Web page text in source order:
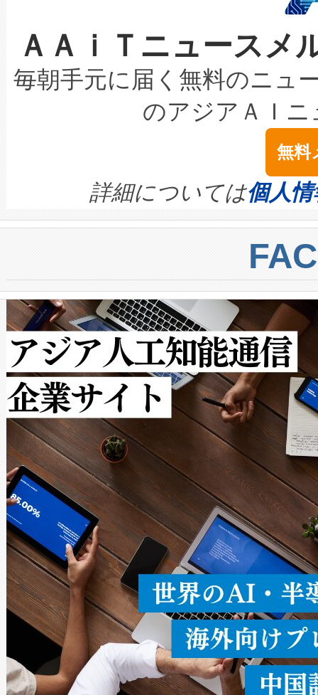
取得できる可能性もあります
設には、3億～4億ドルかか
最高経営責任者（CEO）であ
す。「当社のfully-connected
ームを利用すれば、6,000万
きます。この効率性は、フェ
限を超えて利用可能な電力容
持できるよう貢献します。こ
ービスレベル契約（SLA）違
テリー性能の劣化によるダウ
念は、現在データセンターが
ます。 Voltaiq provides a
quality and reliability for AI
BESS stack to ensure battery
centers. Voltaiqは、ai&のAI
からシステム統合、試運転、
クルの各段階のデータを監視
[…]
なレーザースポットにより、
な環境下でも豊かなディテー
キロメートル範囲を検出
LiDAR for Inspections,
は1535 nmレーザーを搭載。
イズの小径化を実現すること
す。ノーマルモードでは、
ートル先まで検出でき、これ
トに対して約600メートルに
では、反射率10％のターゲッ
で向上し、最大検知距離は
ットだけで最大1キロメート
ルの変電所周囲を監視でき、
作業と点群処理を簡素化でき
Avia 2は、2種類のFOVオプシ
× 80°のノーマルモード、長
ードを切り替えて使用するこ
ることなく、単一のデバイス
うにします。遠距離まで届く
密度なスキャ […]
ＡＡｉＴニュース
毎朝手元に届く無料のニュ
のアジアＡＩ
無料
詳細については個人